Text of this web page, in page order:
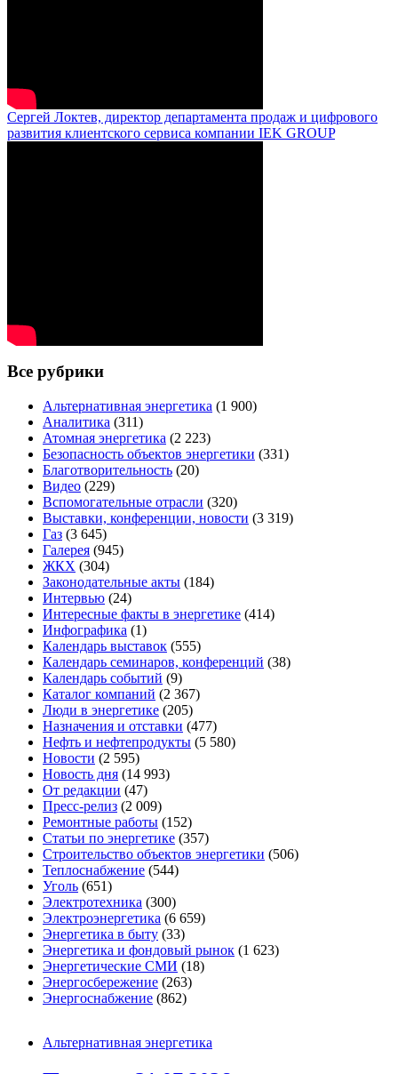
Сергей Локтев, директор департамента продаж и цифрового
развития клиентского сервиса компании IEK GROUP
Все рубрики
Альтернативная энергетика (1 900)
Аналитика (311)
Атомная энергетика (2 223)
Безопасность объектов энергетики (331)
Благотворительность (20)
Видео (229)
Вспомогательные отрасли (320)
Выставки, конференции, новости (3 319)
Газ (3 645)
Галерея (945)
ЖКХ (304)
Законодательные акты (184)
Интервью (24)
Интересные факты в энергетике (414)
Инфографика (1)
Календарь выставок (555)
Календарь семинаров, конференций (38)
Календарь событий (9)
Каталог компаний (2 367)
Люди в энергетике (205)
Назначения и отставки (477)
Нефть и нефтепродукты (5 580)
Новости (2 595)
Новость дня (14 993)
От редакции (47)
Пресс-релиз (2 009)
Ремонтные работы (152)
Статьи по энергетике (357)
Строительство объектов энергетики (506)
Теплоснабжение (544)
Уголь (651)
Электротехника (300)
Электроэнергетика (6 659)
Энергетика в быту (33)
Энергетика и фондовый рынок (1 623)
Энергетические СМИ (18)
Энергосбережение (263)
Энергоснабжение (862)
Альтернативная энергетика